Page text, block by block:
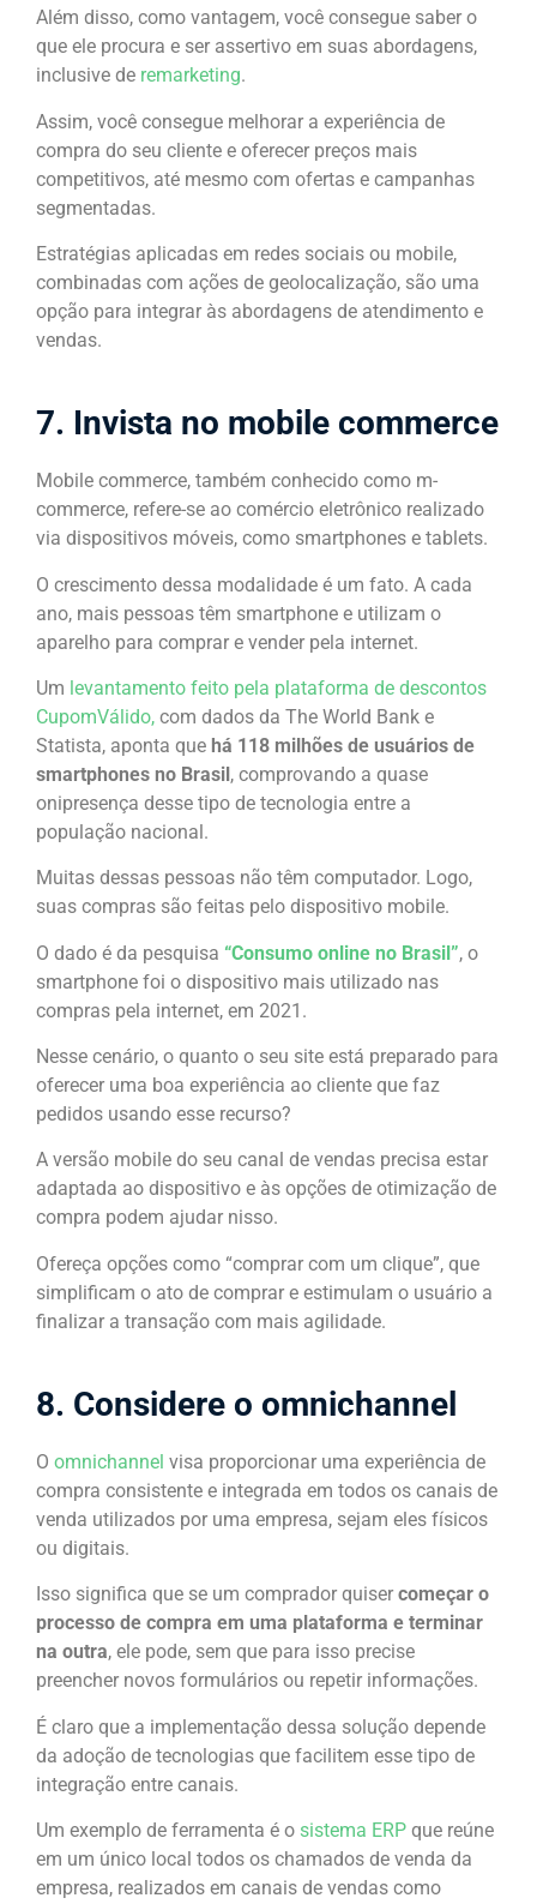
Além disso, como vantagem, você consegue saber o
que ele procura e ser assertivo em suas abordagens,
inclusive de remarketing.
Assim, você consegue melhorar a experiência de
compra do seu cliente e oferecer preços mais
competitivos, até mesmo com ofertas e campanhas
segmentadas.
Estratégias aplicadas em redes sociais ou mobile,
combinadas com ações de geolocalização, são uma
opção para integrar às abordagens de atendimento e
vendas.
7. Invista no mobile commerce
Mobile commerce, também conhecido como m-
commerce, refere-se ao comércio eletrônico realizado
via dispositivos móveis, como smartphones e tablets.
O crescimento dessa modalidade é um fato. A cada
ano, mais pessoas têm smartphone e utilizam o
aparelho para comprar e vender pela internet.
Um levantamento feito pela plataforma de descontos
CupomVálido, com dados da The World Bank e
Statista, aponta que há 118 milhões de usuários de
smartphones no Brasil, comprovando a quase
onipresença desse tipo de tecnologia entre a
população nacional.
Muitas dessas pessoas não têm computador. Logo,
suas compras são feitas pelo dispositivo mobile.
O dado é da pesquisa “Consumo online no Brasil”, o
smartphone foi o dispositivo mais utilizado nas
compras pela internet, em 2021.
Nesse cenário, o quanto o seu site está preparado para
oferecer uma boa experiência ao cliente que faz
pedidos usando esse recurso?
A versão mobile do seu canal de vendas precisa estar
adaptada ao dispositivo e às opções de otimização de
compra podem ajudar nisso.
Ofereça opções como “comprar com um clique”, que
simplificam o ato de comprar e estimulam o usuário a
finalizar a transação com mais agilidade.
8. Considere o omnichannel
O omnichannel visa proporcionar uma experiência de
compra consistente e integrada em todos os canais de
venda utilizados por uma empresa, sejam eles físicos
ou digitais.
Isso significa que se um comprador quiser começar o
processo de compra em uma plataforma e terminar
na outra, ele pode, sem que para isso precise
preencher novos formulários ou repetir informações.
É claro que a implementação dessa solução depende
da adoção de tecnologias que facilitem esse tipo de
integração entre canais.
Um exemplo de ferramenta é o sistema ERP que reúne
em um único local todos os chamados de venda da
empresa, realizados em canais de vendas como